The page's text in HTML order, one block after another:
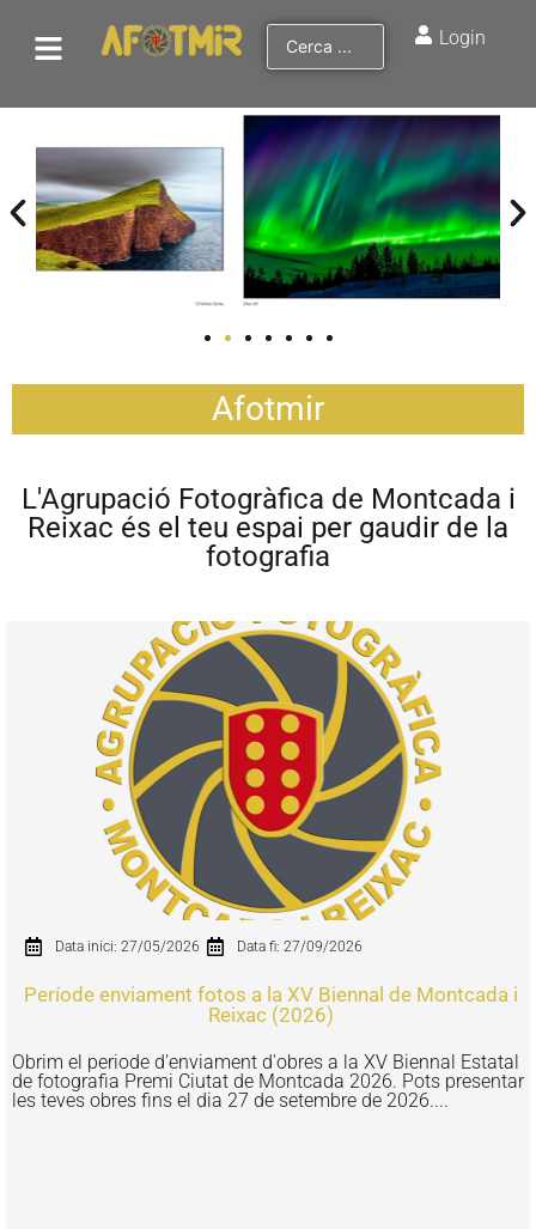
Login
Afotmir
L'Agrupació Fotogràfica de Montcada i
Reixac és el teu espai per gaudir de la
fotografia
Data inici: 27/05/2026 Data fi: 27/09/2026
Període enviament fotos a la XV Biennal de Montcada i
Reixac (2026)
Obrim el periode d'enviament d'obres a la XV Biennal Estatal
de fotografia Premi Ciutat de Montcada 2026. Pots presentar
les teves obres fins el dia 27 de setembre de 2026....